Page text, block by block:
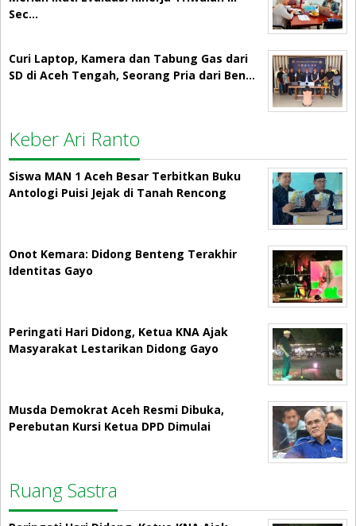
Sec…
Curi Laptop, Kamera dan Tabung Gas dari
SD di Aceh Tengah, Seorang Pria dari Ben…
Keber Ari Ranto
Siswa MAN 1 Aceh Besar Terbitkan Buku
Antologi Puisi Jejak di Tanah Rencong
Onot Kemara: Didong Benteng Terakhir
Identitas Gayo
Peringati Hari Didong, Ketua KNA Ajak
Masyarakat Lestarikan Didong Gayo
Musda Demokrat Aceh Resmi Dibuka,
Perebutan Kursi Ketua DPD Dimulai
Ruang Sastra